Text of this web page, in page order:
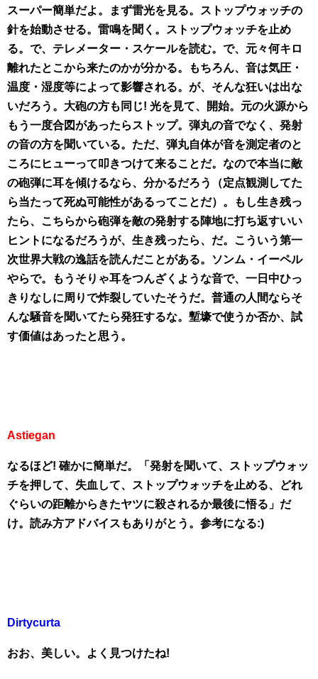
スーパー簡単だよ。まず雷光を見る。ストップウォッチの
針を始動させる。雷鳴を聞く。ストップウォッチを止め
る。で、テレメーター・スケールを読む。で、元々何キロ
離れたとこから来たのかが分かる。もちろん、音は気圧・
温度・湿度等によって影響される。が、そんな狂いは出な
いだろう。大砲の方も同じ! 光を見て、開始。元の火源から
もう一度合図があったらストップ。弾丸の音でなく、発射
の音の方を聞いている。ただ、弾丸自体が音を測定者のと
ころにヒューって叩きつけて来ることだ。なので本当に敵
の砲弾に耳を傾けるなら、分かるだろう（定点観測してた
ら当たって死ぬ可能性があるってことだ）。もし生き残っ
たら、こちらから砲弾を敵の発射する陣地に打ち返すいい
ヒントになるだろうが、生き残ったら、だ。こういう第一
次世界大戦の逸話を読んだことがある。ソンム・イーペル
やらで。もうそりゃ耳をつんざくような音で、一日中ひっ
きりなしに周りで炸裂していたそうだ。普通の人間ならそ
んな騒音を聞いてたら発狂するな。塹壕で使うか否か、試
す価値はあったと思う。
Astiegan
なるほど! 確かに簡単だ。「発射を聞いて、ストップウォッ
チを押して、失血して、ストップウォッチを止める、どれ
ぐらいの距離からきたヤツに殺されるか最後に悟る」だ
け。読み方アドバイスもありがとう。参考になる:)
Dirtycurta
おお、美しい。よく見つけたね!